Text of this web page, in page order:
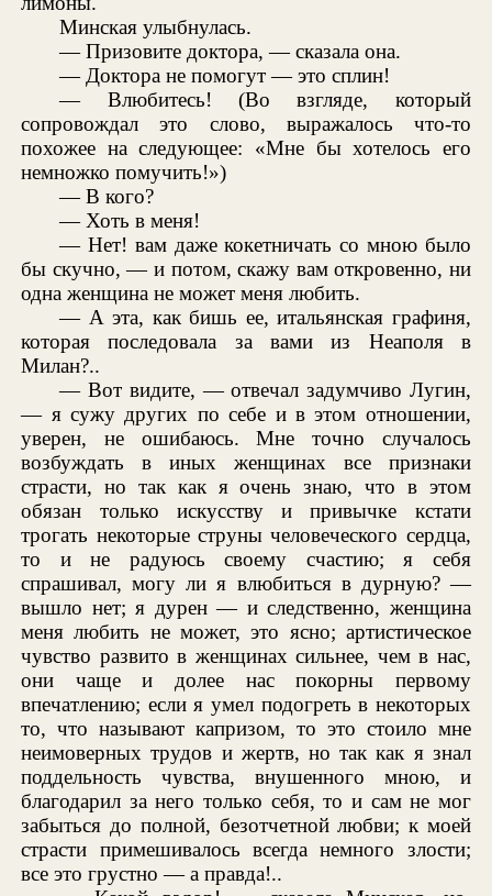
Минская улыбнулась.
— Призовите доктора, — сказала она.
— Доктора не помогут — это сплин!
— Влюбитесь! (Во взгляде, который
сопровождал это слово, выражалось что-то
похожее на следующее: «Мне бы хотелось его
немножко помучить!»)
— В кого?
— Хоть в меня!
— Нет! вам даже кокетничать со мною было
бы скучно, — и потом, скажу вам откровенно, ни
одна женщина не может меня любить.
— А эта, как бишь ее, итальянская графиня,
которая последовала за вами из Неаполя в
Милан?..
— Вот видите, — отвечал задумчиво Лугин,
— я сужу других по себе и в этом отношении,
уверен, не ошибаюсь. Мне точно случалось
возбуждать в иных женщинах все признаки
страсти, но так как я очень знаю, что в этом
обязан только искусству и привычке кстати
трогать некоторые струны человеческого сердца,
то и не радуюсь своему счастию; я себя
спрашивал, могу ли я влюбиться в дурную? —
вышло нет; я дурен — и следственно, женщина
меня любить не может, это ясно; артистическое
чувство развито в женщинах сильнее, чем в нас,
они чаще и долее нас покорны первому
впечатлению; если я умел подогреть в некоторых
то, что называют капризом, то это стоило мне
неимоверных трудов и жертв, но так как я знал
поддельность чувства, внушенного мною, и
благодарил за него только себя, то и сам не мог
забыться до полной, безотчетной любви; к моей
страсти примешивалось всегда немного злости;
все это грустно — а правда!..